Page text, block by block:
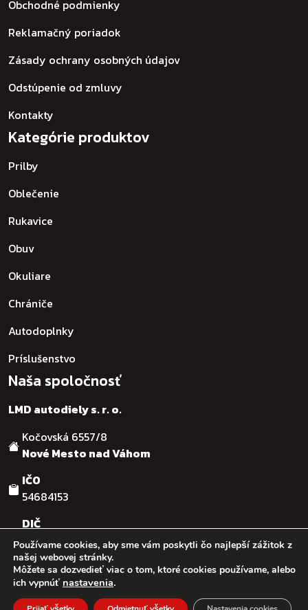
Obchodné podmienky
Reklamačný poriadok
Zásady ochrany osobných údajov
Odstúpenie od zmluvy
Kontakty
Kategórie produktov
Prilby
Oblečenie
Rukavice
Obuv
Okuliare
Chrániče
Autodoplnky
Príslušenstvo
Naša spoločnosť
LMD autodiely s. r. o.
Kočovská 6557/8
Nové Mesto nad Váhom
IČO
54684153
DIČ
SK2121755482
© :: 2026:: LMD autodiely s.r.o. :: Design & code by:Ľuboš
Kaššovic - RGFcreative
Používame cookies, aby sme vám poskytli čo najlepší zážitok z
našej webovej stránky.
Môžete sa dozvedieť viac o tom, ktoré cookies používame, alebo
ich vypnúť nastavenia.